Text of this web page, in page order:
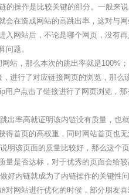
操作是比较关键的部分。一般来
在造成网站的高跳出率，这对与网
网站后，不论是哪个网页，没有
问题。
站，那么本次的跳出率就是100%；
行了对应链接网页的浏览，那么
户点击了链接进行了网页浏览，那
率高就证明该内链没有质量，也
首页的高权重，同时网站首页也无
该页面的质量比较好，那么这个
是否达标，对于优秀的页面会给
内链就成为了内链操作的关键性
网站进行优化的时候，部分朋